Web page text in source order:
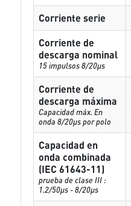
Corriente serie
Corriente de
descarga nominal
15 impulsos 8/20µs
Corriente de
descarga máxima
Capacidad máx. En
onda 8/20µs por polo
Capacidad en
onda combinada
(IEC 61643-11)
prueba de clase III :
1.2/50µs - 8/20µs